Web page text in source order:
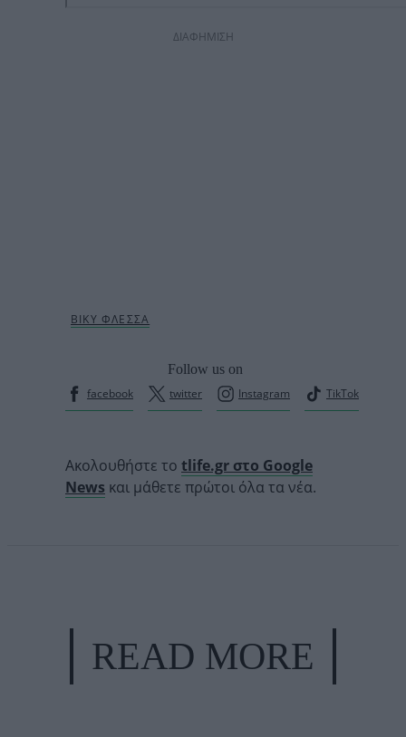
ΔΙΑΦΗΜΙΣΗ
Follow us on
facebook
twitter Instagram TikTok
Ακολουθήστε το tlife.gr στο Google
News και μάθετε πρώτοι όλα τα νέα.
READ MORE